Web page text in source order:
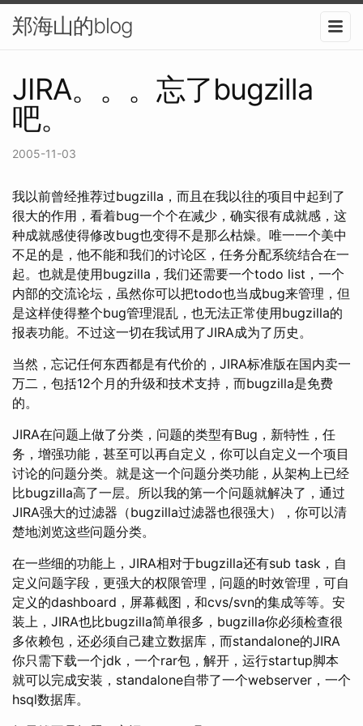
郑海山的blog
JIRA。。。忘了bugzilla
吧。
2005-11-03
我以前曾经推荐过bugzilla，而且在我以往的项目中起到了
很大的作用，看着bug一个个在减少，确实很有成就感，这
种成就感使得修改bug也变得不是那么枯燥。唯一一个美中
不足的是，他不能和我们的讨论区，任务分配系统结合在一
起。也就是使用bugzilla，我们还需要一个todo list，一个
内部的交流论坛，虽然你可以把todo也当成bug来管理，但
是这样使得整个bug管理混乱，也无法正常使用bugzilla的
报表功能。不过这一切在我试用了JIRA成为了历史。
当然，忘记任何东西都是有代价的，JIRA标准版在国内卖一
万二，包括12个月的升级和技术支持，而bugzilla是免费
的。
JIRA在问题上做了分类，问题的类型有Bug，新特性，任
务，增强功能，甚至可以再自定义，你可以自定义一个项目
讨论的问题分类。就是这一个问题分类功能，从架构上已经
比bugzilla高了一层。所以我的第一个问题就解决了，通过
JIRA强大的过滤器（bugzilla过滤器也很强大），你可以清
楚地浏览这些问题分类。
在一些细的功能上，JIRA相对于bugzilla还有sub task，自
定义问题字段，更强大的权限管理，问题的时效管理，可自
定义的dashboard，屏幕截图，和cvs/svn的集成等等。安
装上，JIRA也比bugzilla简单很多，bugzilla你必须检查很
多依赖包，还必须自己建立数据库，而standalone的JIRA
你只需下载一个jdk，一个rar包，解开，运行startup脚本
就可以完成安装，standalone自带了一个webserver，一个
hsql数据库。